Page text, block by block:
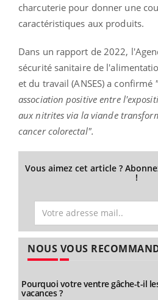
charcuterie pour donner une
caractéristiques aux produits.
Dans un rapport de 2022,
sécurité sanitaire de
et du travail (ANSES) a confirmé
association positive entre
aux nitrites via la viande
cancer colorectal".
Vous aimez cet article ?
!
NOUS VOUS
Pourquoi votre ventre gâche-t-il
vacances ?